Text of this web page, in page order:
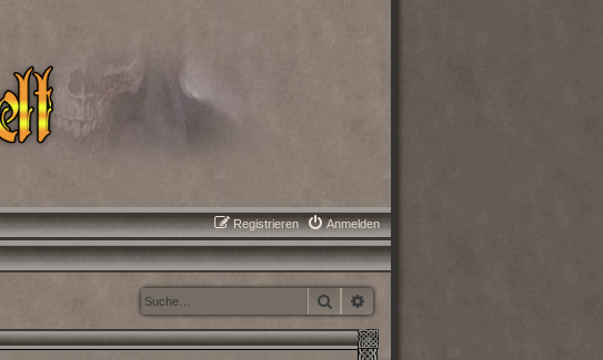
Anmelden
Registrieren
Suche